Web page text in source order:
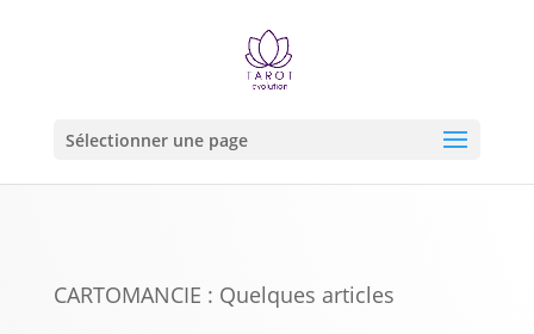
Sélectionner une page
CARTOMANCIE : Quelques articles